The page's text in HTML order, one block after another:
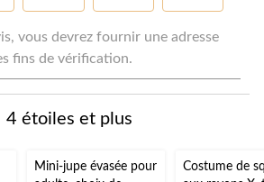
pour
évaluer
étoiles.
ouvrira
pour
évaluer
étoiles.
ouvrira
pour
ouvrira
vous devrez fournir une adresse
fins de vérification.
4 étoiles et plus
Mini-jupe évasée pour
Costume de